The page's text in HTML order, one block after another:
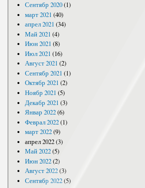
Сентябр 2020(1)
март 2021 (40)
апрел 2021 (34)
Май 2021 (4)
Июн 2021 (8)
Июл 2021 (16)
Август 2021 (2)
Сентябр 2021 (1)
Октябр 2021 (2)
Ноябр 2021 (5)
Декабр 2021 (3)
Январ 2022(6)
Феврал 2022(1)
март 2022(9)
апрел 2022(3)
Май 2022(5)
Июн 2022(2)
Август 2022(3)
Сентябр 2022(5)